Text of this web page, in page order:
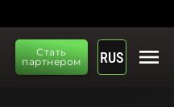
Стать
партнером
RUS menu